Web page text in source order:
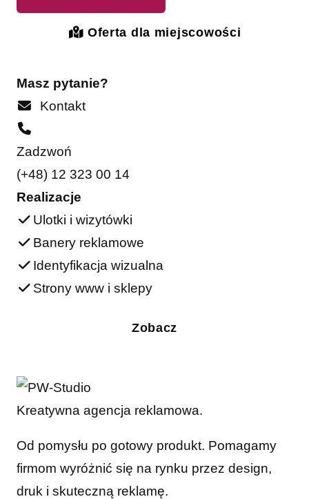
Oferta dla miejscowości
Masz pytanie?
Kontakt
Zadzwoń
(+48) 12 323 00 14
Realizacje
Ulotki i wizytówki
Banery reklamowe
Identyfikacja wizualna
Strony www i sklepy
Zobacz
Kreatywna agencja reklamowa.
Od pomysłu po gotowy produkt. Pomagamy
firmom wyróżnić się na rynku przez design,
druk i skuteczną reklamę.